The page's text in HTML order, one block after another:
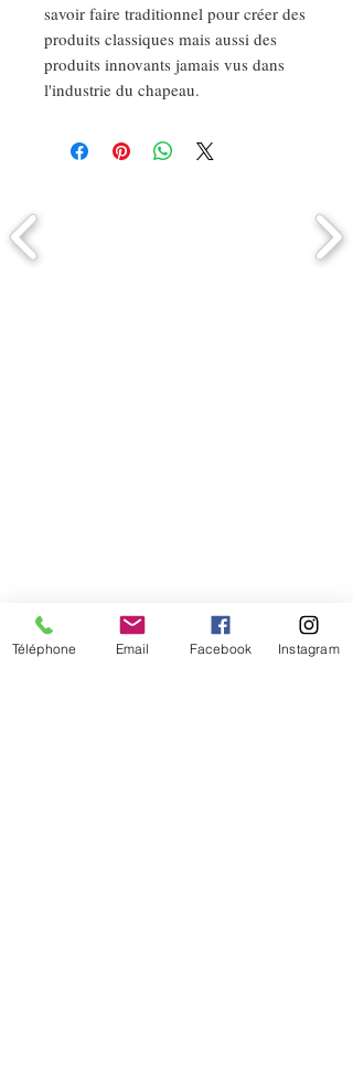
savoir faire traditionnel pour créer des
produits classiques mais aussi des
produits innovants jamais vus dans
l'industrie du chapeau.
Téléphone Email Facebook Instagram